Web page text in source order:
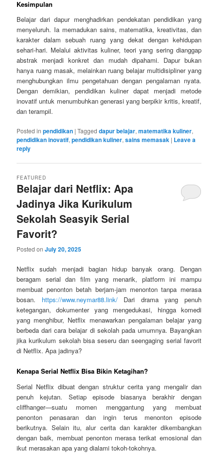
Kesimpulan
Belajar dari dapur menghadirkan pendekatan pendidikan yang
menyeluruh. Ia memadukan sains, matematika, kreativitas, dan
karakter dalam sebuah ruang yang dekat dengan kehidupan
sehari-hari. Melalui aktivitas kuliner, teori yang sering dianggap
abstrak menjadi konkret dan mudah dipahami. Dapur bukan
hanya ruang masak, melainkan ruang belajar multidisipliner yang
menghubungkan ilmu pengetahuan dengan pengalaman nyata.
Dengan demikian, pendidikan kuliner dapat menjadi metode
inovatif untuk menumbuhkan generasi yang berpikir kritis, kreatif,
dan terampil.
Posted in pendidikan |Tagged dapur belajar,matematika kuliner,
pendidikan inovatif,pendidikan kuliner,sains memasak | Leave a
reply
Belajar dari Netflix: Apa
Jadinya Jika Kurikulum
Sekolah Seasyik Serial
Favorit?
FEATURED
Posted onJuly 20, 2025
Netflix sudah menjadi bagian hidup banyak orang. Dengan
beragam serial dan film yang menarik, platform ini mampu
membuat penonton betah berjam-jam menonton tanpa merasa
bosan. https://www.neymar88.link/Dari drama yang penuh
ketegangan, dokumenter yang mengedukasi, hingga komedi
yang menghibur, Netflix menawarkan pengalaman belajar yang
berbeda dari cara belajar di sekolah pada umumnya. Bayangkan
jika kurikulum sekolah bisa seseru dan seengaging serial favorit
di Netflix. Apa jadinya?
Kenapa Serial Netflix Bisa Bikin Ketagihan?
Serial Netflix dibuat dengan struktur cerita yang mengalir dan
penuh kejutan. Setiap episode biasanya berakhir dengan
cliffhanger—suatu momen menggantung yang membuat
penonton penasaran dan ingin terus menonton episode
berikutnya. Selain itu, alur cerita dan karakter dikembangkan
dengan baik, membuat penonton merasa terikat emosional dan
ikut merasakan apa yang dialami tokoh-tokohnya.